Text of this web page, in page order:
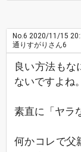
No.6 2020/11/15
通りすがりさん6
良い方法もな
ないですよね。
素直に「ヤラ
何かコレで父